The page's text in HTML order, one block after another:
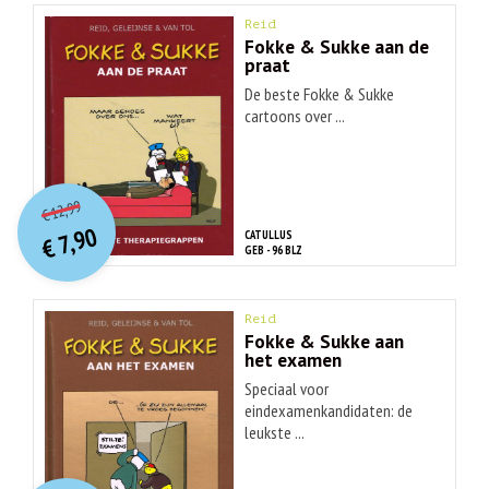
Reid
Fokke & Sukke aan de
praat
De beste Fokke & Sukke
cartoons over ...
CATULLUS
GEB - 96 BLZ
€12,99O
orspr
onkelijke
prijs
was:
€ 12,99.
€7,90
Huidige
prijs
is:
€ 7,90.
Reid
Fokke & Sukke aan
het examen
Speciaal voor
eindexamenkandidaten: de
leukste ...